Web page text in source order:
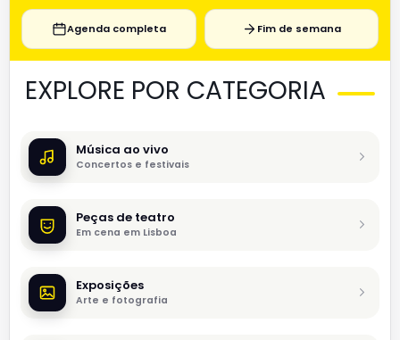
Agenda completa Fim de semana
EXPLORE POR CATEGORIA
Música ao vivo
Concertos e festivais
Peças de teatro
Em cena em Lisboa
Exposições
Arte e fotografia